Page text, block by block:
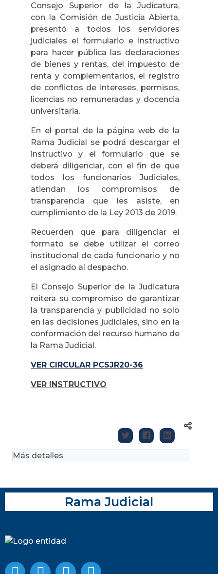
Consejo Superior de la Judicatura,
con la Comisión de Justicia Abierta,
presentó a todos los servidores
judiciales el formulario e instructivo
para hacer pública las declaraciones
de bienes y rentas, del impuesto de
renta y complementarios, el registro
de conflictos de intereses, permisos,
licencias no remuneradas y docencia
universitaria.
En el portal de la página web de la
Rama Judicial se podrá descargar el
instructivo y el formulario que se
deberá diligenciar, con el fin de que
todos los funcionarios Judiciales,
atiendan los compromisos de
transparencia que les asiste, en
cumplimiento de la Ley 2013 de 2019.
Recuerden que para diligenciar el
formato se debe utilizar el correo
institucional de cada funcionario y no
el asignado al despacho.
El Consejo Superior de la Judicatura
reitera su compromiso de garantizar
la transparencia y publicidad no solo
en las decisiones judiciales, sino en la
conformación del recurso humano de
la Rama Judicial.
VER CIRCULAR PCSJR20-36
VER INSTRUCTIVO
Más detalles
Rama Judicial